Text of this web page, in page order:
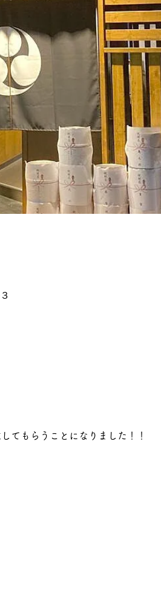
てもらうことになりました！！